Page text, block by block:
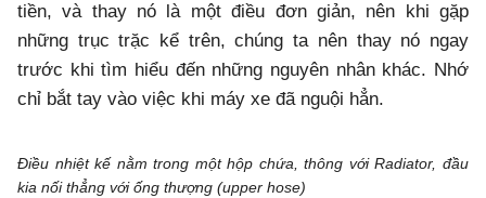
tiền, và thay nó là một điều đơn giản, nên khi gặp
những trục trặc kể trên, chúng ta nên thay nó ngay
trước khi tìm hiểu đến những nguyên nhân khác. Nhớ
chỉ bắt tay vào việc khi máy xe đã nguội hẳn.
Điều nhiệt kế nằm trong một hộp chứa, thông với Radiator, đầu
kia nối thẳng với ống thượng (upper hose)